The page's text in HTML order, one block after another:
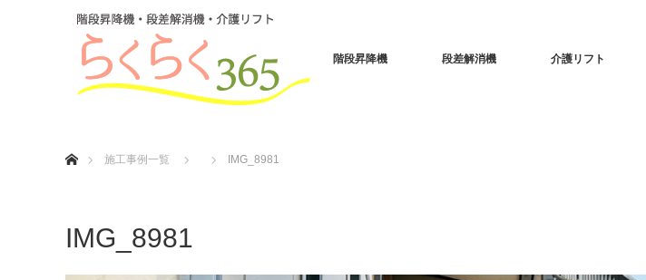
階段昇降機 段差解消機 介護リフト
施工事例一覧
IMG_8981
IMG_8981